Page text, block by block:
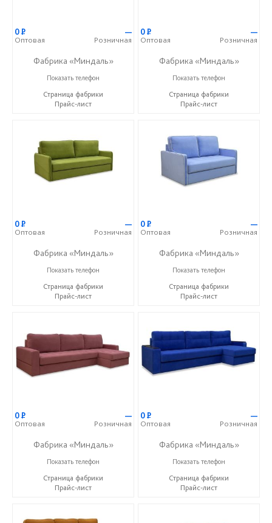
0Р
Оптовая
—
Розничная
Фабрика «Миндаль»
+7 (927) 630-62-82
Показать телефон
Страница фабрики
Прайс-лист
0Р
Оптовая
—
Розничная
Фабрика «Миндаль»
+7 (927) 630-62-82
Показать телефон
Страница фабрики
Прайс-лист
0Р
Оптовая
—
Розничная
Фабрика «Миндаль»
+7 (927) 630-62-82
Показать телефон
Страница фабрики
Прайс-лист
0Р
Оптовая
—
Розничная
Фабрика «Миндаль»
+7 (927) 630-62-82
Показать телефон
Страница фабрики
Прайс-лист
0Р
Оптовая
—
Розничная
Фабрика «Миндаль»
+7 (927) 630-62-82
Показать телефон
Страница фабрики
Прайс-лист
0Р
Оптовая
—
Розничная
Фабрика «Миндаль»
+7 (927) 630-62-82
Показать телефон
Страница фабрики
Прайс-лист